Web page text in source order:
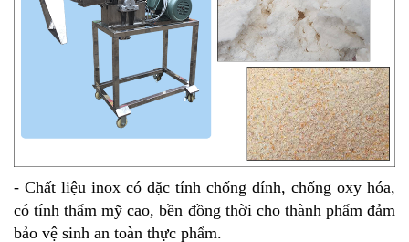
- Chất liệu inox có đặc tính chống dính, chống oxy hóa,
có tính thẩm mỹ cao, bền đồng thời cho thành phẩm đảm
bảo vệ sinh an toàn thực phẩm.